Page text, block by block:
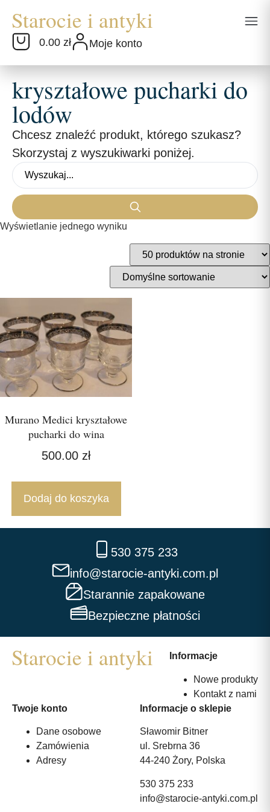
0.00 zł Moje konto
kryształowe pucharki do
lodów
Chcesz znaleźć produkt, którego szukasz?
Skorzystaj z wyszukiwarki poniżej.
Wyświetlanie jednego wyniku
Murano Medici kryształowe
pucharki do wina
500.00 zł
Dodaj do koszyka
530 375 233
info@starocie-antyki.com.pl
Starannie zapakowane
Bezpieczne płatności
Informacje
Nowe produkty
Kontakt z nami
Twoje konto
Dane osobowe
Zamówienia
Adresy
Informacje o sklepie
Sławomir Bitner
ul. Srebrna 36
44-240 Żory, Polska
530 375 233
info@starocie-antyki.com.pl